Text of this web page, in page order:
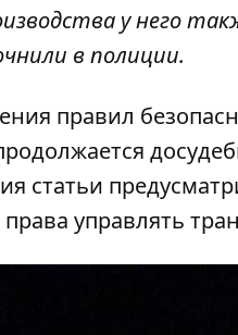
у него
в полиции.
правил
статьи
управлять